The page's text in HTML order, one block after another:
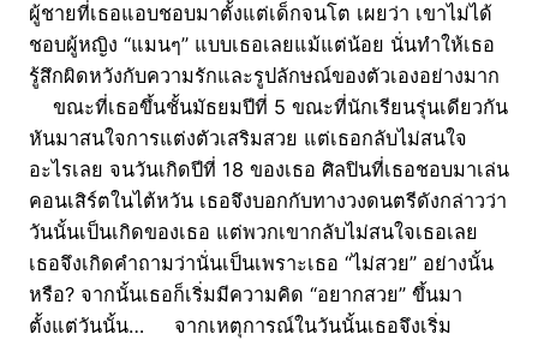
ผู้ชายที่เธอแอบชอบมาตั้งแต่เด็กจนโต เผยว่า เขาไม่ได้
ชอบผู้หญิง “แมนๆ” แบบเธอเลยแม้แต่น้อย นั่นทำให้เธอ
รู้สึกผิดหวังกับความรักและรูปลักษณ์ของตัวเองอย่างมาก
ขณะที่เธอขึ้นชั้นมัธยมปีที่ 5 ขณะที่นักเรียนรุ่นเดียวกัน
หันมาสนใจการแต่งตัวเสริมสวย แต่เธอกลับไม่สนใจ
อะไรเลย จนวันเกิดปีที่ 18 ของเธอ ศิลปินที่เธอชอบมาเล่น
คอนเสิร์ตในไต้หวัน เธอจึงบอกกับทางวงดนตรีดังกล่าวว่า
วันนั้นเป็นเกิดของเธอ แต่พวกเขากลับไม่สนใจเธอเลย
เธอจึงเกิดคำถามว่านั่นเป็นเพราะเธอ “ไม่สวย” อย่างนั้น
หรือ? จากนั้นเธอก็เริ่มมีความคิด “อยากสวย” ขึ้นมา
ตั้งแต่วันนั้น… จากเหตุการณ์ในวันนั้นเธอจึงเริ่ม